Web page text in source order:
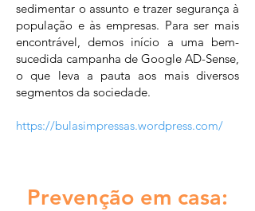
sedimentar o assunto e trazer segurança à
população e às empresas. Para ser mais
encontrável, demos início a uma bem-
sucedida campanha de Google AD-Sense,
o que leva a pauta aos mais diversos
segmentos da sociedade.
https://bulasimpressas.wordpress.com/
Prevenção em casa: